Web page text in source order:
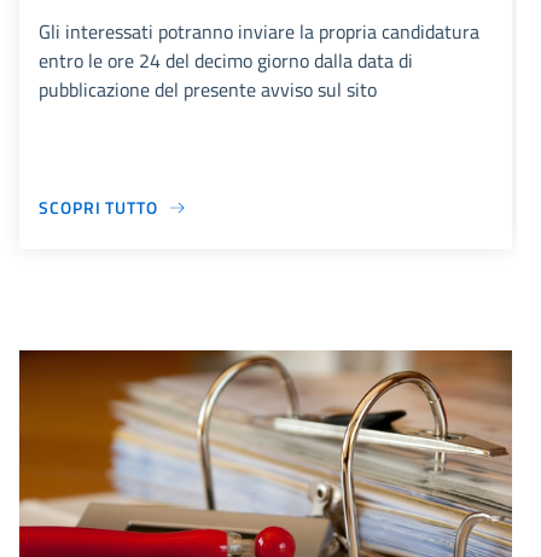
Gli interessati potranno inviare la propria candidatura
entro le ore 24 del decimo giorno dalla data di
pubblicazione del presente avviso sul sito
SCOPRI TUTTO